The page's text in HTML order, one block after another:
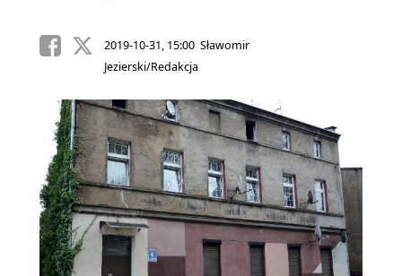
2019-10-31, 15:00 Sławomir
Jezierski/Redakcja